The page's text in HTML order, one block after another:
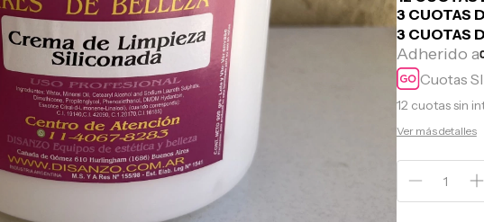
Cuotas
12 cuotas sin
Ver más detalles